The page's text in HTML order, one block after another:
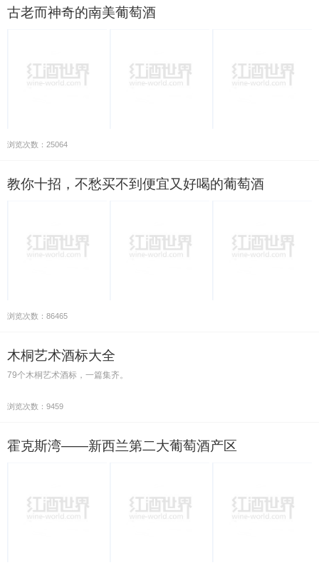
古老而神奇的南美葡萄酒
浏览次数：25064
教你十招，不愁买不到便宜又好喝的葡萄酒
浏览次数：86465
木桐艺术酒标大全
79个木桐艺术酒标，一篇集齐。
浏览次数：9459
霍克斯湾——新西兰第二大葡萄酒产区